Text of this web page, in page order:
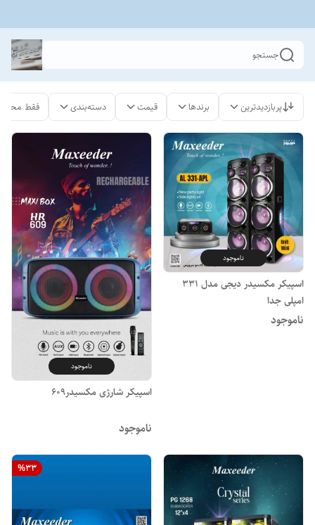
جستجو
پربازدیدترین برندها قیمت دسته‌بندی فقط
ناموجود
اسپیکر مکسیدر دیجی مدل ۳۳۱
امپلی جدا
ناموجود
ناموجود
اسپیکر شارژی مکسیدر609
ناموجود
%33